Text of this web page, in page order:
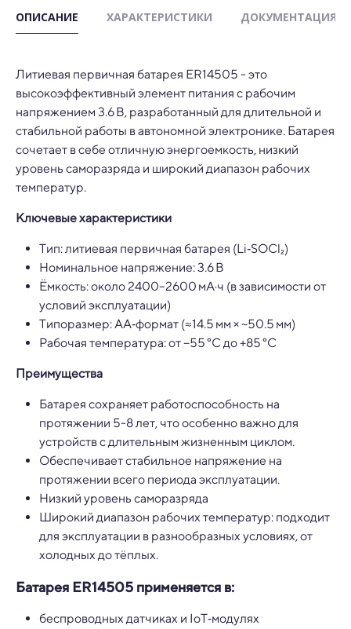
ОПИСАНИЕ ХАРАКТЕРИСТИКИ ДОКУМЕНТАЦИЯ
Литиевая первичная батарея ER14505 - это
высокоэффективный элемент питания с рабочим
напряжением 3.6 В, разработанный для длительной и
стабильной работы в автономной электронике. Батарея
сочетает в себе отличную энергоемкость, низкий
уровень саморазряда и широкий диапазон рабочих
температур.
Ключевые характеристики
Тип: литиевая первичная батарея (Li‑SOCl₂)
Номинальное напряжение: 3.6 В
Ёмкость: около 2400–2600 мА·ч (в зависимости от
условий эксплуатации)
Типоразмер: AA‑формат (≈14.5 мм × ~50.5 мм)
Рабочая температура: от −55 °C до +85 °C
Преимущества
Батарея сохраняет работоспособность на
протяжении 5-8 лет, что особенно важно для
устройств с длительным жизненным циклом.
Обеспечивает стабильное напряжение на
протяжении всего периода эксплуатации.
Низкий уровень саморазряда
Широкий диапазон рабочих температур: подходит
для эксплуатации в разнообразных условиях, от
холодных до тёплых.
Батарея ER14505 применяется в:
беспроводных датчиках и IoT‑модулях